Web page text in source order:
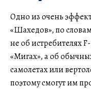
Одно из очень
«Шахедов», по
не об истребителях
«Мигах», а об
самолетах или
поэтому смогут им